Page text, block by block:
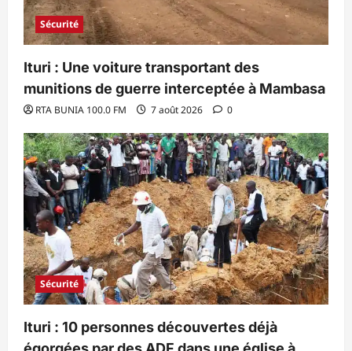
Sécurité
Ituri : Une voiture transportant des
munitions de guerre interceptée à Mambasa
RTA BUNIA 100.0 FM 7 août 2026 0
Sécurité
Ituri : 10 personnes découvertes déjà